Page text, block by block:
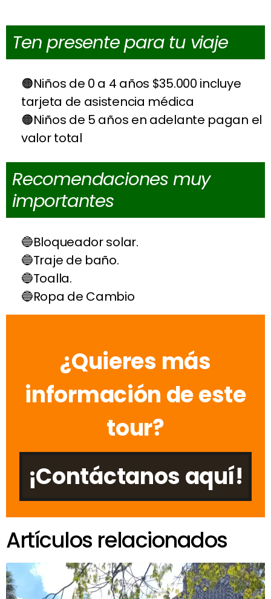
Ten presente para tu viaje
Niños de 0 a 4 años $35.000 incluye
tarjeta de asistencia médica
Niños de 5 años en adelante pagan el
valor total
Recomendaciones muy
importantes
Bloqueador solar.
Traje de baño.
Toalla.
Ropa de Cambio
¿Quieres más
información de este
tour?
¡Contáctanos aquí!
Artículos relacionados